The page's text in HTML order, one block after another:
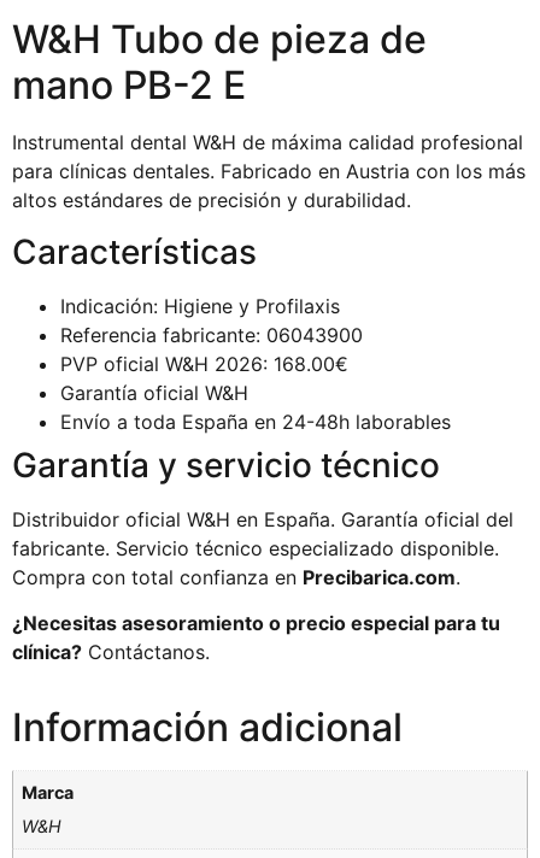
W&H Tubo de pieza de
mano PB-2 E
Instrumental dental W&H de máxima calidad profesional
para clínicas dentales. Fabricado en Austria con los más
altos estándares de precisión y durabilidad.
Características
Indicación: Higiene y Profilaxis
Referencia fabricante: 06043900
PVP oficial W&H 2026: 168.00€
Garantía oficial W&H
Envío a toda España en 24-48h laborables
Garantía y servicio técnico
Distribuidor oficial W&H en España. Garantía oficial del
fabricante. Servicio técnico especializado disponible.
Compra con total confianza en Precibarica.com.
¿Necesitas asesoramiento o precio especial para tu
clínica? Contáctanos.
Información adicional
Marca
W&H